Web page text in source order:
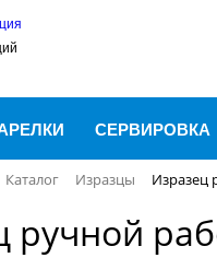
СЕРВИРОВКА
Каталог Изразцы Изразец
ручной